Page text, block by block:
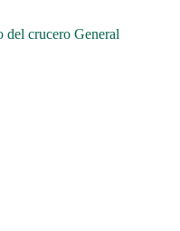
del crucero General